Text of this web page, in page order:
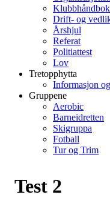
Klubbhåndbok
Drift- og
Årshjul
Referat
Politiattest
Lov
Tretopphytta
Informasjon
Gruppene
Aerobic
Barneidretten
Skigruppa
Fotball
Tur og Trim
Test 2